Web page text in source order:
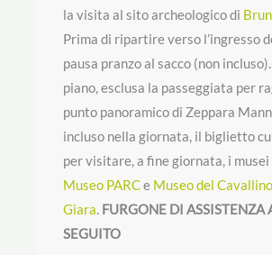
la visita al sito archeologico di
Prima di ripartire verso l’ingresso
pausa pranzo al sacco (non
piano, esclusa la passeggiata per
punto panoramico di Zeppara
incluso nella giornata, il biglietto
per visitare, a fine giornata, i musei
Museo PARCe Museo del
Giara. FURGONE DI ASSISTENZA
SEGUITO